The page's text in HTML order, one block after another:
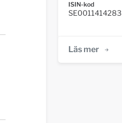
ISIN-kod
SE0011414283
Läs mer